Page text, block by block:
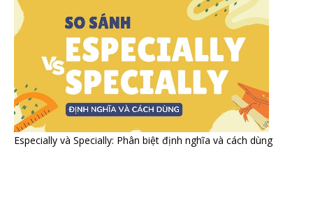
Especially và Specially: Phân biệt định nghĩa và cách dùng